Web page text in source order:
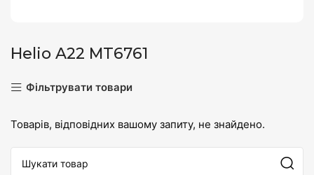
Helio A22 MT6761
Фільтрувати товари
Товарів, відповідних вашому запиту, не знайдено.